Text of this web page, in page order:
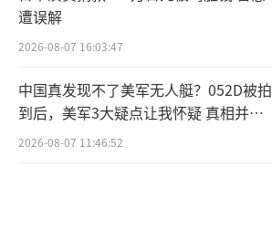
遭误解
2026-08-07 16:03:47
中国真发现不了美军无人艇？052D被拍
到后，美军3大疑点让我怀疑 真相并非
如此
2026-08-07 11:46:52